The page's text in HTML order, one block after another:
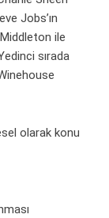
Jobs’ın
Middleton ile
sırada
olarak konu